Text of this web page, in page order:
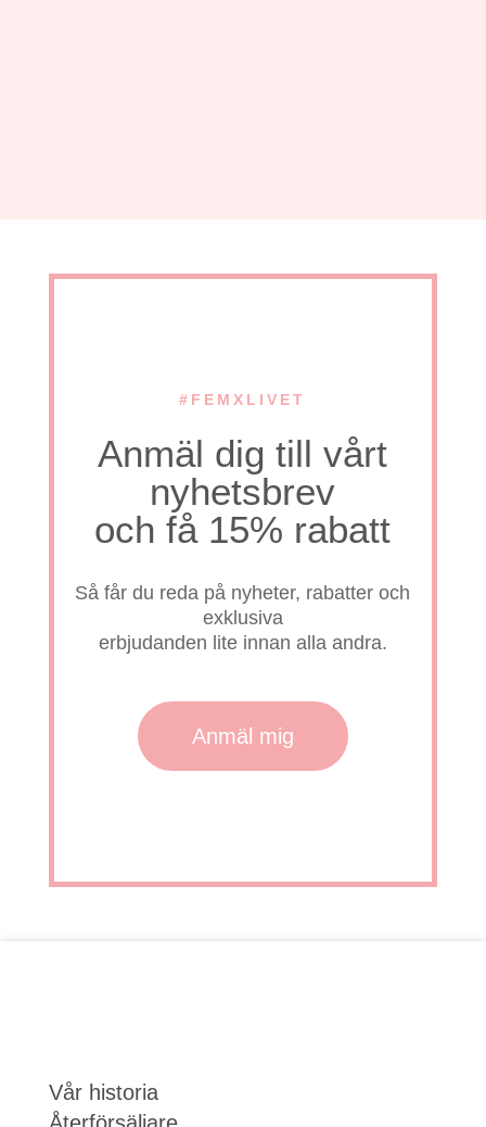
#FEMXLIVET
Anmäl dig till vårt
nyhetsbrev
och få 15% rabatt
Så får du reda på nyheter, rabatter och
exklusiva
erbjudanden lite innan alla andra.
Anmäl mig
Vår historia